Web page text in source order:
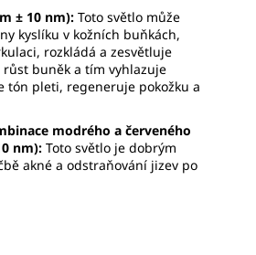
± 10 nm): Toto světlo může
kyslíku v kožních buňkách,
rozkládá a zesvětluje
buněk a tím vyhlazuje
tón pleti, regeneruje pokožku a
modrého a červeného
nm): Toto světlo je dobrým
akné a odstraňování jizev po